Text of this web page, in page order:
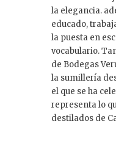
la elegancia.
educado,
la puesta en
vocabulario.
de Bodegas
la sumillería
el que se ha
representa lo
destilados de